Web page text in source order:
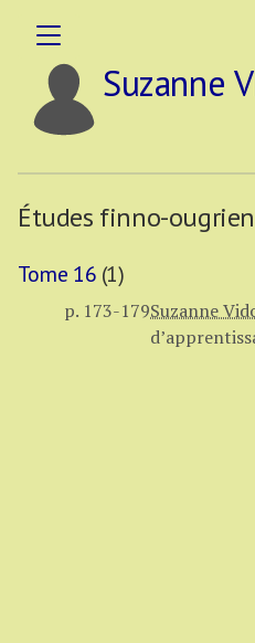
Suzanne
Études finno-
Tome 16 (1)
p. 173-179Suzanne